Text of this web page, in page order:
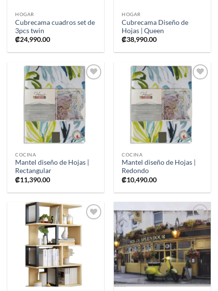
HOGAR
Cubrecama cuadros set de
3pcs twin
₡24,990.00
HOGAR
Cubrecama Diseño de
Hojas | Queen
₡38,990.00
Añadir
lista de
deseos
COCINA
Mantel diseño de Hojas |
Rectangular
₡11,390.00
Añadir
lista de
deseos
COCINA
Mantel diseño de Hojas |
Redondo
₡10,490.00
Añadir
lista de
deseos